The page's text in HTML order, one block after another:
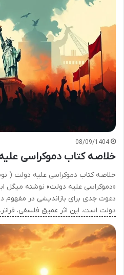
08/09/1404
خلاصه کتاب دموکراسی
خلاصه کتاب دموکراسی علیه دولت (
«دموکراسی علیه دولت» نوشته میگل
دعوت جدی برای بازاندیشی در مفهوم
دولت است. این اثر عمیق فلسفی،